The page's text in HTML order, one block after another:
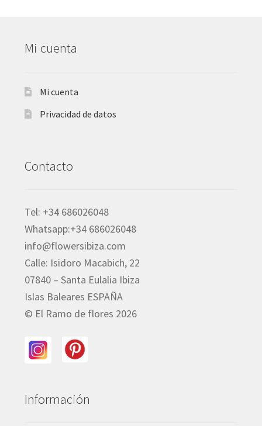
Mi cuenta
Mi cuenta
Privacidad de datos
Contacto
Tel: +34 686026048
Whatsapp:+34 686026048
info@flowersibiza.com
Calle: Isidoro Macabich, 22
07840 – Santa Eulalia Ibiza
Islas Baleares ESPAÑA
© El Ramo de flores 2026
Información